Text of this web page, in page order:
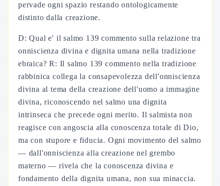
pervade ogni spazio restando ontologicamente
distinto dalla creazione.
D: Qual e' il salmo 139 commento sulla relazione tra
onniscienza divina e dignita umana nella tradizione
ebraica? R: Il salmo 139 commento nella tradizione
rabbinica collega la consapevolezza dell'onniscienza
divina al tema della creazione dell'uomo a immagine
divina, riconoscendo nel salmo una dignita
intrinseca che precede ogni merito. Il salmista non
reagisce con angoscia alla conoscenza totale di Dio,
ma con stupore e fiducia. Ogni movimento del salmo
— dall'onniscienza alla creazione nel grembo
materno — rivela che la conoscenza divina e
fondamento della dignita umana, non sua minaccia.